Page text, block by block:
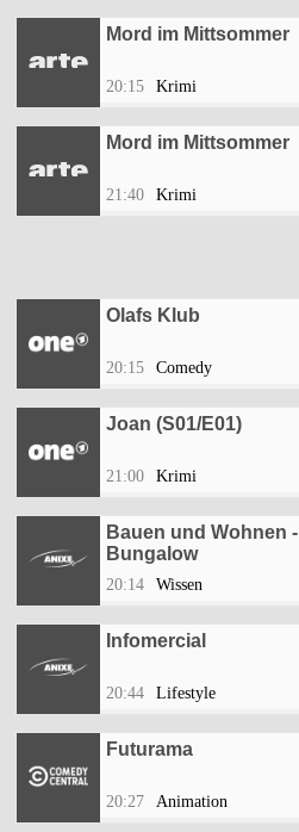
Mord im Mittsommer
20:15 Krimi
Mord im Mittsommer
21:40 Krimi
Olafs Klub
20:15 Comedy
Joan (S01/E01)
21:00 Krimi
Bauen und Wohnen -
Bungalow
20:14 Wissen
Infomercial
20:44 Lifestyle
Futurama
20:27 Animation